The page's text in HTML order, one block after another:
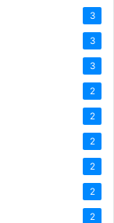
3
3
3
2
2
2
2
2
2